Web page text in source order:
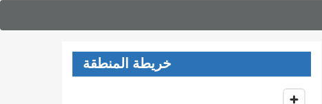
خريطة المنطقة